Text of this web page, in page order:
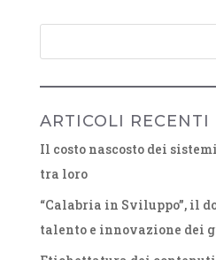
ARTICOLI RECENTI
Il costo nascosto dei
tra loro
“Calabria in Sviluppo”, il
talento e innovazione dei